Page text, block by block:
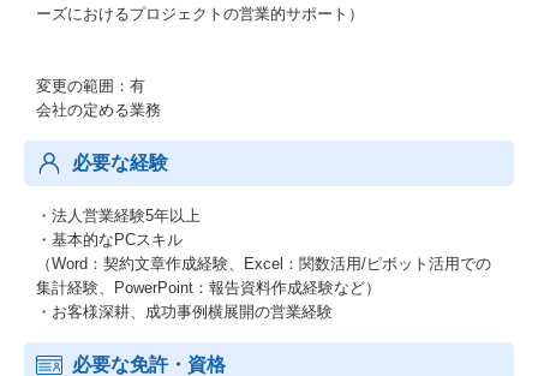
ーズにおけるプロジェクトの営業的サポート）
変更の範囲：有
会社の定める業務
必要な経験
・法人営業経験5年以上
・基本的なPCスキル
（Word：契約文章作成経験、Excel：関数活用/ピボット活用での
集計経験、PowerPoint：報告資料作成経験など）
・お客様深耕、成功事例横展開の営業経験
必要な免許・資格